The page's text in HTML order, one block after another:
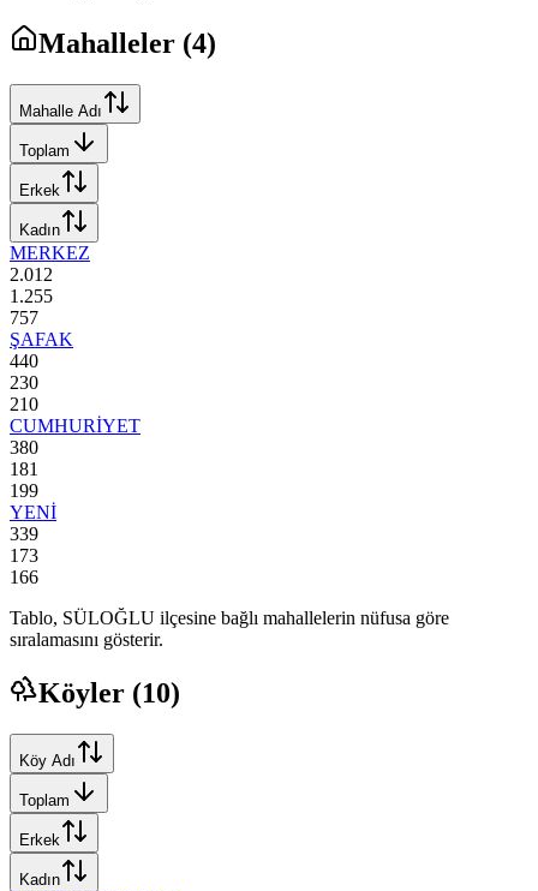
Mahalleler (4)
Mahalle Adı
Toplam
Erkek
Kadın
MERKEZ
2.012
1.255
757
ŞAFAK
440
230
210
CUMHURİYET
380
181
199
YENİ
339
173
166
Tablo, SÜLOĞLU ilçesine bağlı mahallelerin nüfusa göre
sıralamasını gösterir.
Köyler (10)
Köy Adı
Toplam
Erkek
Kadın